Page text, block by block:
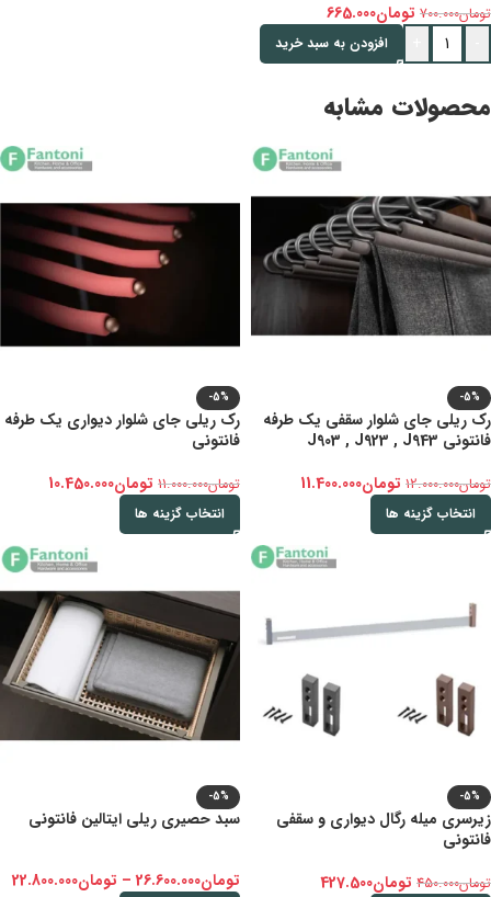
تومان700.000 تومان665.000
افزودن به سبد خرید
محصولات مشابه
-5%
رک ریلی جای شلوار سقفی یک طرفه
فانتونی J903 , J923 , J943
تومان12.000.000 تومان11.400.000
انتخاب گزینه ها
-5%
رک ریلی جای شلوار دیواری یک طرفه
فانتونی
تومان11.000.000 تومان10.450.000
انتخاب گزینه ها
-5%
زیرسری میله رگال دیواری و سقفی
فانتونی
تومان450.000 تومان427.500
-5%
سبد حصیری ریلی ایتالین فانتونی
تومان26.600.000
– تومان22.800.000